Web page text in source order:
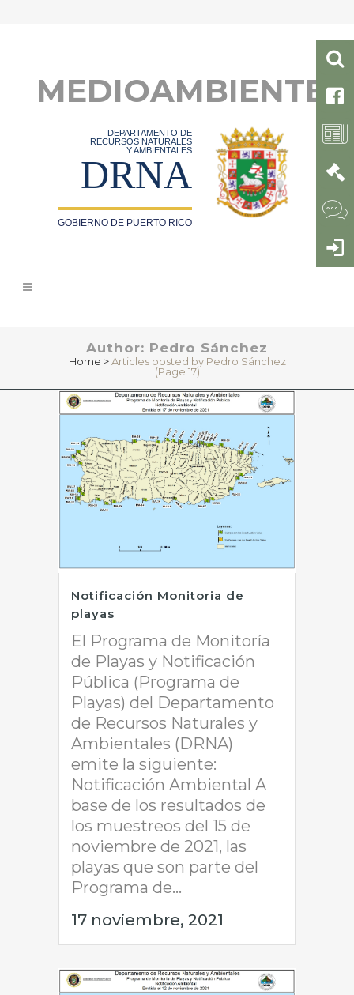
MEDIOAMBIENTE
DEPARTAMENTO DE
RECURSOS NATURALES
Y AMBIENTALES
DRNA
GOBIERNO DE PUERTO RICO
Author: Pedro Sánchez
Home >Articles posted by Pedro Sánchez
(Page 17)
Notificación Monitoria de
playas
El Programa de Monitoría
de Playas y Notificación
Pública (Programa de
Playas) del Departamento
de Recursos Naturales y
Ambientales (DRNA)
emite la siguiente:
Notificación Ambiental A
base de los resultados de
los muestreos del 15 de
noviembre de 2021, las
playas que son parte del
Programa de...
17 noviembre, 2021